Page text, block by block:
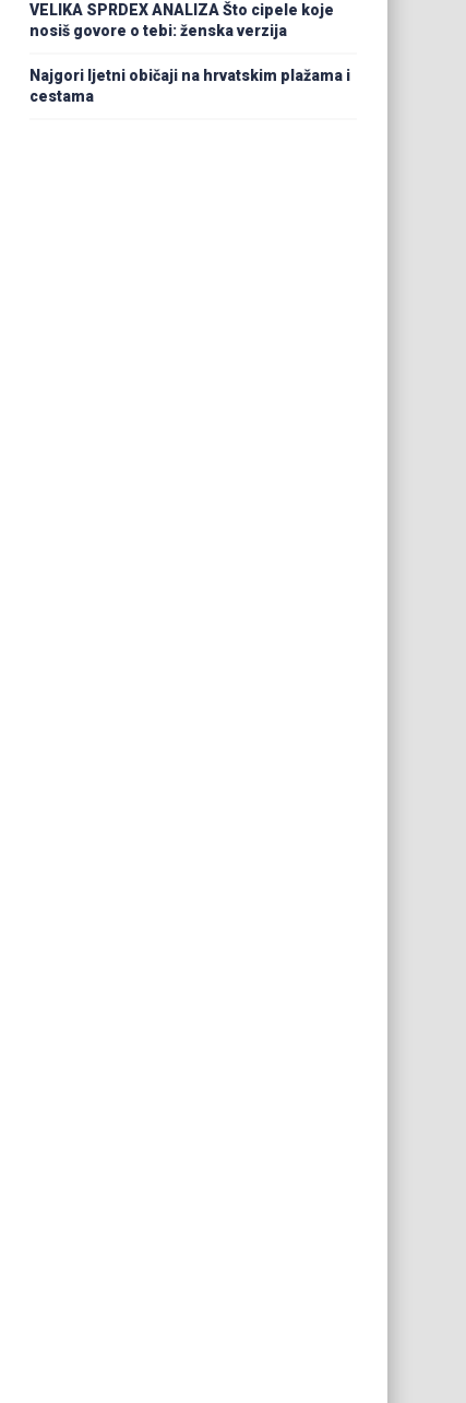
VELIKA SPRDEX ANALIZA Što cipele koje
nosiš govore o tebi: ženska verzija
Najgori ljetni običaji na hrvatskim plažama i
cestama